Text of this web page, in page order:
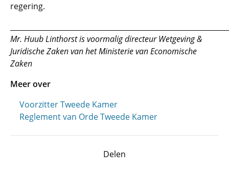
regering.
Mr. Huub Linthorst is voormalig directeur Wetgeving &
Juridische Zaken van hetMinisterie van Economische
Zaken
Meer over
Voorzitter Tweede Kamer
Reglement van Orde Tweede Kamer
Delen